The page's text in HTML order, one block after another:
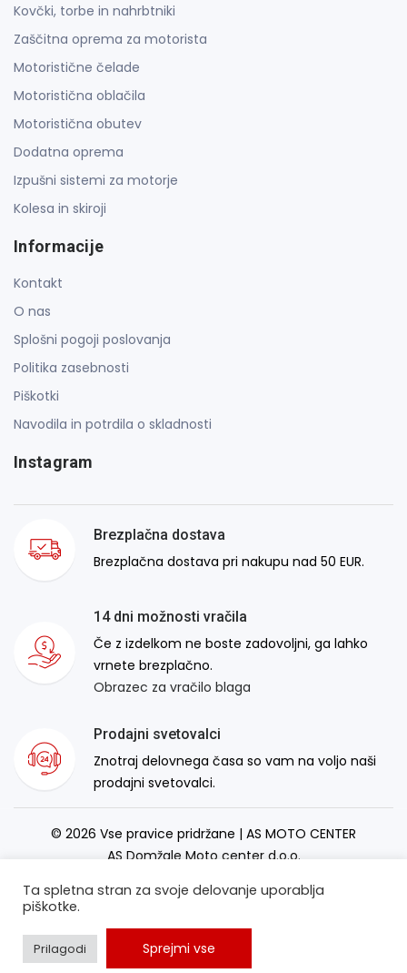
Kovčki, torbe in nahrbtniki
Zaščitna oprema za motorista
Motoristične čelade
Motoristična oblačila
Motoristična obutev
Dodatna oprema
Izpušni sistemi za motorje
Kolesa in skiroji
Informacije
Kontakt
O nas
Splošni pogoji poslovanja
Politika zasebnosti
Piškotki
Navodila in potrdila o skladnosti
Instagram
Brezplačna dostava
Brezplačna dostava pri nakupu nad 50 EUR.
14 dni možnosti vračila
Če z izdelkom ne boste zadovoljni, ga lahko
vrnete brezplačno.
Obrazec za vračilo blaga
Prodajni svetovalci
Znotraj delovnega časa so vam na voljo naši
prodajni svetovalci.
© 2026 Vse pravice pridržane | AS MOTO CENTER
AS Domžale Moto center d.o.o.
Ta spletna stran za svoje delovanje uporablja
piškotke.
Prilagodi Sprejmi vse